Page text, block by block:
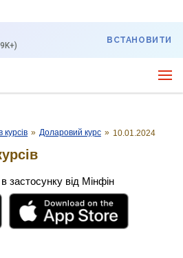
ВСТАНОВИТИ
курсів » Доларовий курс » 10.01.2024
застосунку від Мінфін